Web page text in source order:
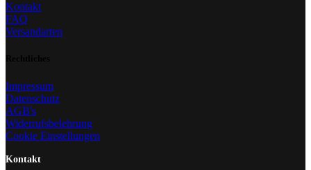
Kontakt
FAQ
Versandarten
Impressum
Datenschutz
AGB's
Widerrufsbelehrung
Cookie Einstellungen
Kontakt